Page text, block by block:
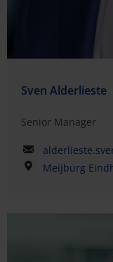
Sven Alderlieste
Senior Manager
Meijburg